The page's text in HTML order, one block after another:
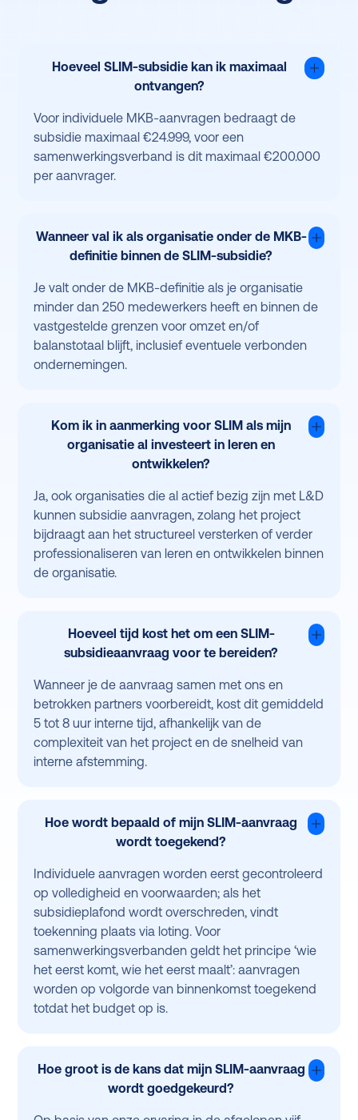
Hoeveel SLIM-subsidie kan ik maximaal
ontvangen?
Voor individuele MKB-aanvragen bedraagt de
subsidie maximaal €24.999, voor een
samenwerkingsverband is dit maximaal €200.000
per aanvrager.
Wanneer val ik als organisatie onder de MKB-
definitie binnen de SLIM-subsidie?
Je valt onder de MKB-definitie als je organisatie
minder dan 250 medewerkers heeft en binnen de
vastgestelde grenzen voor omzet en/of
balanstotaal blijft, inclusief eventuele verbonden
ondernemingen.
Kom ik in aanmerking voor SLIM als mijn
organisatie al investeert in leren en
ontwikkelen?
Ja, ook organisaties die al actief bezig zijn met L&D
kunnen subsidie aanvragen, zolang het project
bijdraagt aan het structureel versterken of verder
professionaliseren van leren en ontwikkelen binnen
de organisatie.
Hoeveel tijd kost het om een SLIM-
subsidieaanvraag voor te bereiden?
Wanneer je de aanvraag samen met ons en
betrokken partners voorbereidt, kost dit gemiddeld
5 tot 8 uur interne tijd, afhankelijk van de
complexiteit van het project en de snelheid van
interne afstemming.
Hoe wordt bepaald of mijn SLIM-aanvraag
wordt toegekend?
Individuele aanvragen worden eerst gecontroleerd
op volledigheid en voorwaarden; als het
subsidieplafond wordt overschreden, vindt
toekenning plaats via loting. Voor
samenwerkingsverbanden geldt het principe ‘wie
het eerst komt, wie het eerst maalt’: aanvragen
worden op volgorde van binnenkomst toegekend
totdat het budget op is.
Hoe groot is de kans dat mijn SLIM-aanvraag
wordt goedgekeurd?